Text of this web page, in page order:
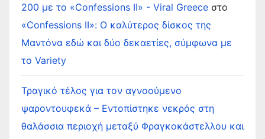
200 με το «Confessions II» - Viral Greece στο
«Confessions II»: Ο καλύτερος δίσκος της
Μαντόνα εδώ και δύο δεκαετίες, σύμφωνα με
το Variety
Τραγικό τέλος για τον αγνοούμενο
ψαροντουφεκά – Εντοπίστηκε νεκρός στη
θαλάσσια περιοχή μεταξύ Φραγκοκάστελλου και